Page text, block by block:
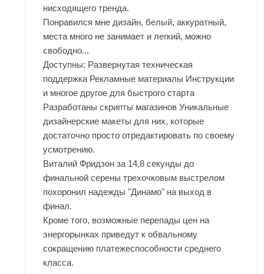
нисходящего тренда.
Понравился мне дизайн, белый, аккуратный,
места много не занимает и легкий, можно
свободно...
Доступны: Развернутая техническая
поддержка Рекламные материалы Инструкции
и многое другое для быстрого старта
Разработаны скрипты магазинов Уникальные
дизайнерские макеты для них, которые
достаточно просто отредактировать по своему
усмотрению.
Виталий Фридзон за 14,8 секунды до
финальной серены трехочковым выстрелом
похоронил надежды "Динамо" на выход в
финал.
Кроме того, возможные перепады цен на
энергорынках приведут к обвальному
сокращению платежеспособности среднего
класса.